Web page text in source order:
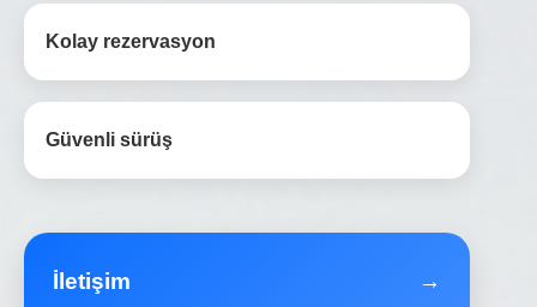
Kolay rezervasyon
Güvenli sürüş
İletişim →